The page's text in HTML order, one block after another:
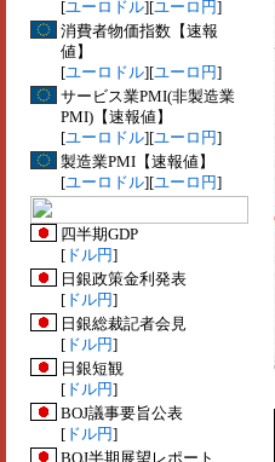
[ユーロドル][ユーロ円]
消費者物価指数【速報
値】
[ユーロドル][ユーロ円]
サービス業PMI(非製造業
PMI)【速報値】
[ユーロドル][ユーロ円]
製造業PMI【速報値】
[ユーロドル][ユーロ円]
四半期GDP
[ ドル円]
日銀政策金利発表
[ ドル円]
日銀総裁記者会見
[ ドル円]
日銀短観
[ ドル円]
BOJ議事要旨公表
[ ドル円]
BOJ半期展望レポート